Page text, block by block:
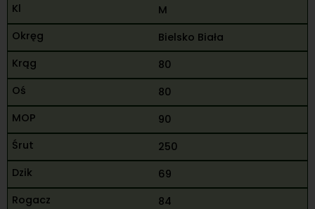
M
Bielsko Biała
80
80
90
250
69
84